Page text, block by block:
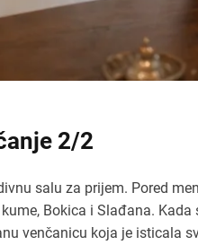
2/2
salu za prijem. Pored
Bokica i Slađana.
venčanicu koja je isticala